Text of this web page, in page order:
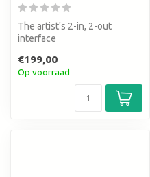
The artist's 2-in, 2-out
interface
€199,00
Op voorraad